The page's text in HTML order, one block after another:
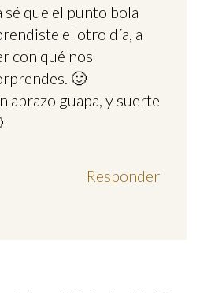
sé que el punto bola
el otro día, a
con qué nos
🙂
abrazo guapa, y suerte
Responder